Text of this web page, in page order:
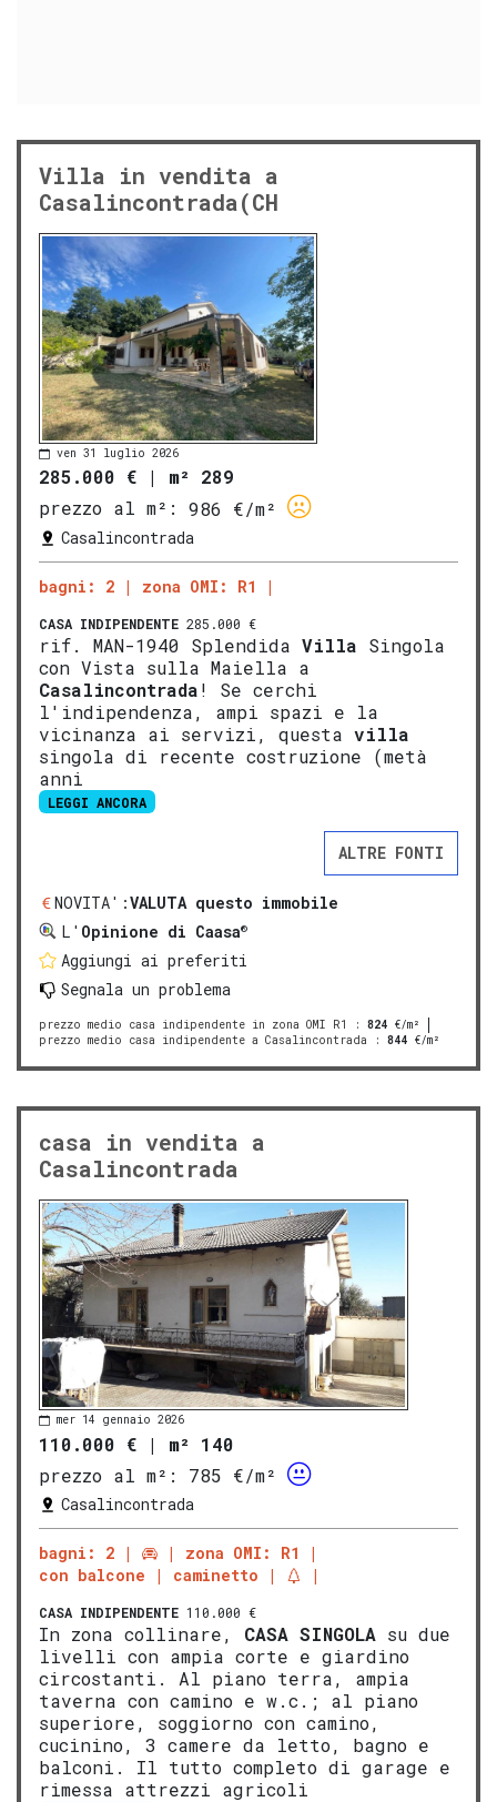
Villa in vendita a
Casalincontrada(CH
ven 31 luglio 2026
285.000 € | m² 289
prezzo al m²:
986 €/m²
Casalincontrada
bagni: 2 zona OMI: R1
CASA INDIPENDENTE 285.000 €
rif. MAN-1940 Splendida Villa Singola
con Vista sulla Maiella a
Casalincontrada! Se cerchi
l'indipendenza, ampi spazi e la
vicinanza ai servizi, questa villa
singola di recente costruzione (metà
anni
LEGGI ANCORA
ALTRE FONTI
NOVITA':VALUTA questo immobile
L' Opinione di Caasa®
Aggiungi ai preferiti
Segnala un problema
prezzo medio casa indipendente in zona OMI R1 : 824 €/m²
prezzo medio casa indipendente a Casalincontrada : 844 €/m²
casa in vendita a
Casalincontrada
mer 14 gennaio 2026
110.000 € | m² 140
prezzo al m²:
785 €/m²
Casalincontrada
bagni: 2
zona OMI: R1
con balcone
caminetto
CASA INDIPENDENTE 110.000 €
In zona collinare, CASA SINGOLA su due
livelli con ampia corte e giardino
circostanti. Al piano terra, ampia
taverna con camino e w.c.; al piano
superiore, soggiorno con camino,
cucinino, 3 camere da letto, bagno e
balconi. Il tutto completo di garage e
rimessa attrezzi agricoli